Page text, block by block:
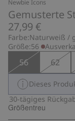
Newbie Icons
Gemusterte
27,99 €
Farbe:Naturweiß /
Größe:56
56 62
Dieses
30-tägiges
Größentreu